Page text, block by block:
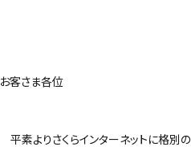
お客さま各位
さくらイン
平素よりさくらインターネットに格別